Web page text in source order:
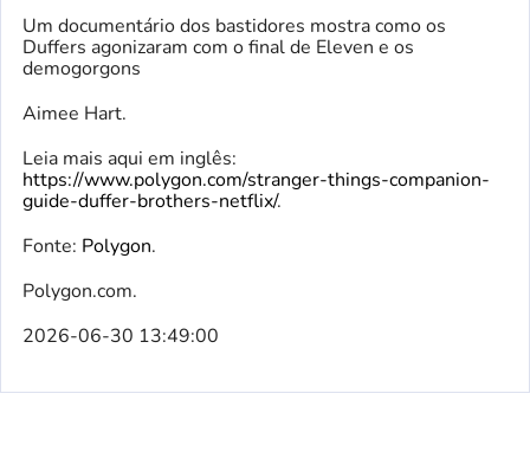
Um documentário dos bastidores mostra como os
Duffers agonizaram com o final de Eleven e os
demogorgons
Aimee Hart.
Leia mais aqui em inglês:
https://www.polygon.com/stranger-things-companion-
guide-duffer-brothers-netflix/.
Fonte: Polygon.
Polygon.com.
2026-06-30 13:49:00